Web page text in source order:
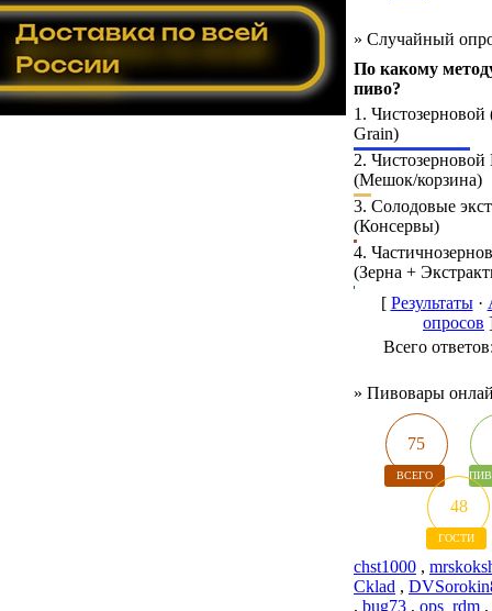
» Случайный
По какому
пиво?
1.
Grain)
2.
(Мешок/корзина)
3. Солодовые
(Консервы)
4.
(Зерна +
[ Результаты·
опросов
Всего
» Пивовары
75
ВСЕГО
48
ГОСТИ
chst1000 ,
Cklad ,
, bug73 , ops_rdm ,